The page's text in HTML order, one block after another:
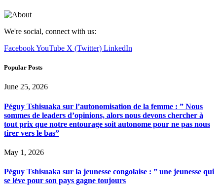
We're social, connect with us:
FacebookYouTube X (Twitter) LinkedIn
Popular Posts
June 25, 2026
Péguy Tshisuaka sur l’autonomisation de la femme : ” Nous
sommes de leaders d’opinions, alors nous devons chercher à
tout prix que notre entourage soit autonome pour ne pas nous
tirer vers le bas”
May 1, 2026
Péguy Tshisuaka sur la jeunesse congolaise : ” une jeunesse qui
se lève pour son pays gagne toujours